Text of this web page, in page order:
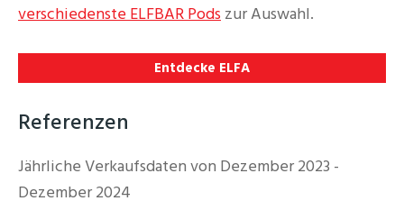
verschiedenste ELFBAR Pods zur Auswahl.
Entdecke ELFA
Referenzen
Jährliche Verkaufsdaten von Dezember 2023 -
Dezember 2024